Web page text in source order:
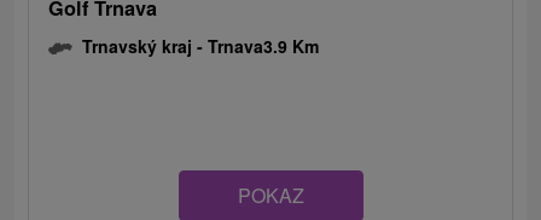
Golf Trnava
Trnavský kraj -Trnava3.9 Km
POKAZ